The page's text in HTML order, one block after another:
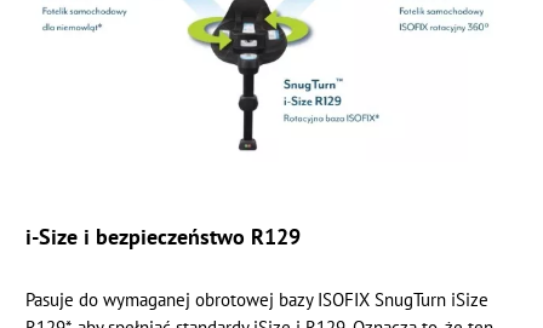
i-Size i bezpieczeństwo R129
Pasuje do wymaganej obrotowej bazy ISOFIX SnugTurn iSize